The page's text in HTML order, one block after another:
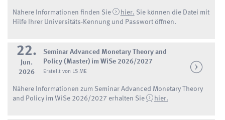
Nähere Informationen finden Sie hier. Sie können die Datei mit
Hilfe Ihrer Universitäts-Kennung und Passwort öffnen.
22.
Jun.
2026
Seminar Advanced Monetary Theory and
Policy (Master) im WiSe 2026/2027
Erstellt von LS ME
Nähere Informationen zum Seminar Advanced Monetary Theory
and Policy im WiSe 2026/2027 erhalten Sie
hier.